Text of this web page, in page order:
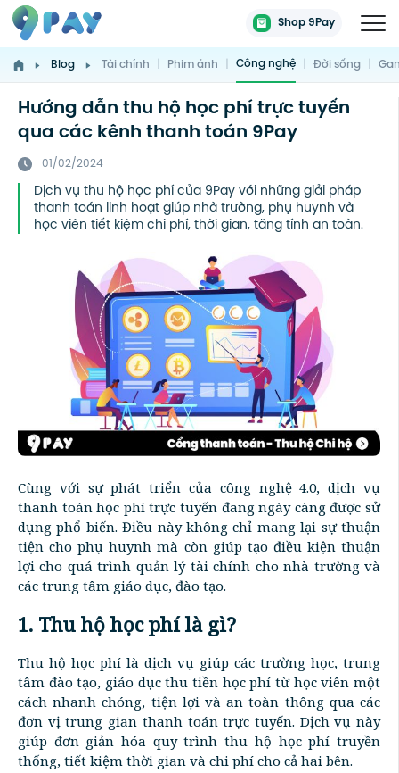
Shop 9Pay
Blog Tài chính | Phim ảnh | Công nghệ | Đời sống |
Hướng dẫn thu hộ học phí trực tuyến
qua các kênh thanh toán 9Pay
01/02/2024
Dịch vụ thu hộ học phí của 9Pay với những giải pháp
thanh toán linh hoạt giúp nhà trường, phụ huynh và
học viên tiết kiệm chi phí, thời gian, tăng tính an toàn.
Cùng với sự phát triển của công nghệ 4.0, dịch vụ
thanh toán học phí trực tuyến đang ngày càng được sử
dụng phổ biến. Điều này không chỉ mang lại sự thuận
tiện cho phụ huynh mà còn giúp tạo điều kiện thuận
lợi cho quá trình quản lý tài chính cho nhà trường và
các trung tâm giáo dục, đào tạo.
1. Thu hộ học phí là gì?
Thu hộ học phí là dịch vụ giúp các trường học, trung
tâm đào tạo, giáo dục thu tiền học phí từ học viên một
cách nhanh chóng, tiện lợi và an toàn thông qua các
đơn vị trung gian thanh toán trực tuyến. Dịch vụ này
giúp đơn giản hóa quy trình thu hộ học phí truyền
thống, tiết kiệm thời gian và chi phí cho cả hai bên.